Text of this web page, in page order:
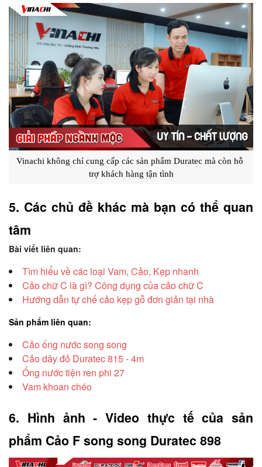
Vinachi không chỉ cung cấp các sản phẩm Duratec mà còn hỗ
trợ khách hàng tận tình
5. Các chủ đề khác mà bạn có thể quan
tâm
Bài viết liên quan:
Tìm hiểu về các loại Vam, Cảo, Kẹp nhanh
Cảo chữ C là gì? Công dụng của cảo chữ C
Hướng dẫn tự chế cảo kẹp gỗ đơn giản tại nhà
Sản phẩm liên quan:
Cảo ống nước song song
Cảo dây đỏ Duratec 815 - 4m
Ống nước tiện ren phi 27
Vam khoan chéo
6. Hình ảnh - Video thực tế của sản
phẩm Cảo F song song Duratec 898